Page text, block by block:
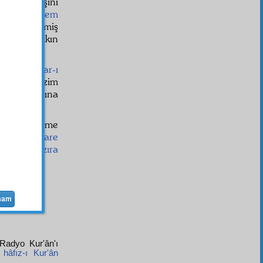
mahrem
kesilmiş
ı Hakkın
medar-ı
esası, bizim
esasına
ve hayâlime
tayyare
ı hâzıra
Kur'ân'ı
hâfız-ı Kur'ân